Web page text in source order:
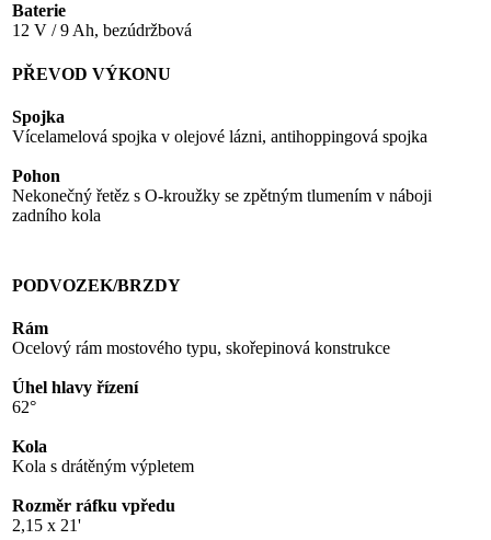
Baterie
12 V / 9 Ah, bezúdržbová
PŘEVOD VÝKONU
Spojka
Vícelamelová spojka v olejové lázni, antihoppingová spojka
Pohon
Nekonečný řetěz s O-kroužky se zpětným tlumením v náboji
zadního kola
PODVOZEK/BRZDY
Rám
Ocelový rám mostového typu, skořepinová konstrukce
Úhel hlavy řízení
62°
Kola
Kola s drátěným výpletem
Rozměr ráfku vpředu
2,15 x 21'